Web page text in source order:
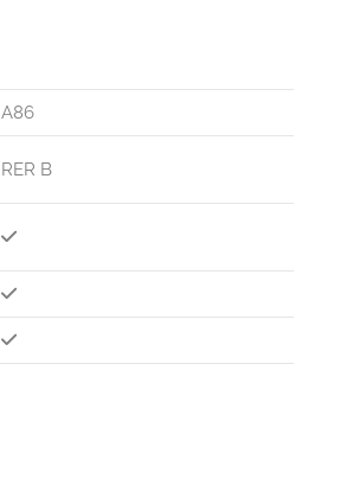
A86
RER B